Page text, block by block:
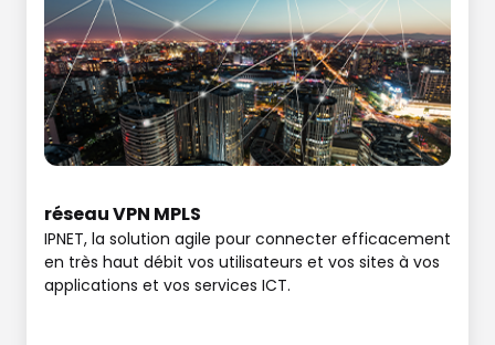
réseau VPN MPLS
IPNET, la solution agile pour connecter efficacement
en très haut débit vos utilisateurs et vos sites à vos
applications et vos services ICT.